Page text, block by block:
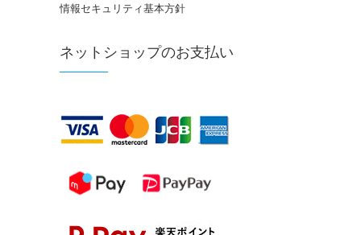
情報セキュリティ基本方針
ネットショップのお支払い